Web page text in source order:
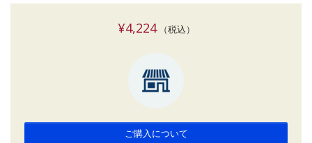
¥4,224（税込）
ご購入について